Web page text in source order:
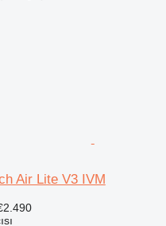
Air Lite V3 IVM